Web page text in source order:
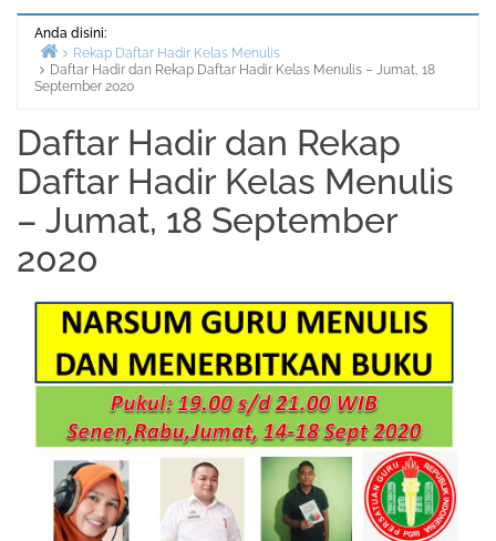
Anda disini:
Beranda
Rekap Daftar Hadir Kelas Menulis
Daftar Hadir dan Rekap Daftar Hadir Kelas Menulis – Jumat, 18
September 2020
Daftar Hadir dan Rekap
Daftar Hadir Kelas Menulis
– Jumat, 18 September
2020